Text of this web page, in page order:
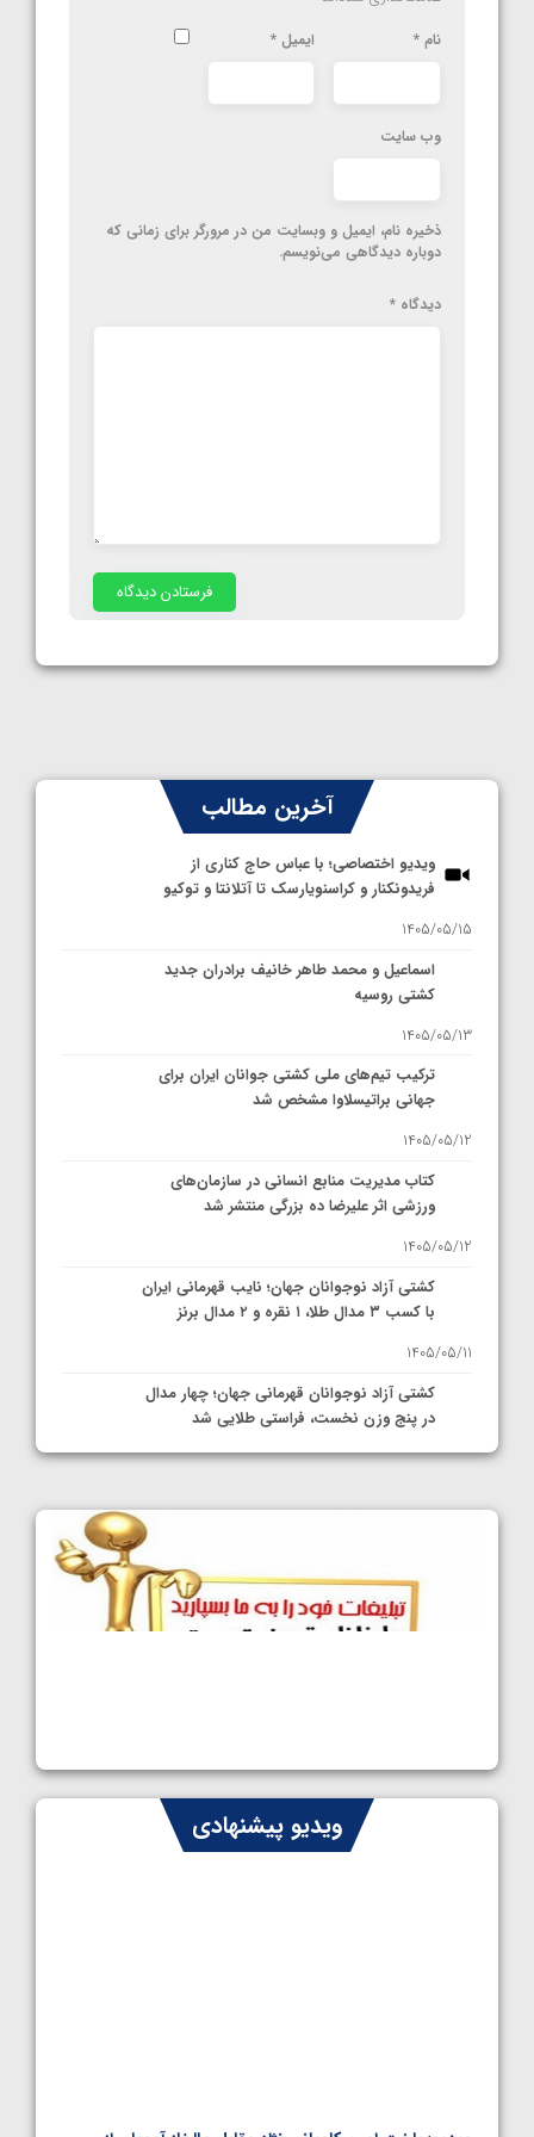
نام * ایمیل *
وب‌ سایت
ذخیره نام، ایمیل و وبسایت من در مرورگر برای زمانی که
دوباره دیدگاهی می‌نویسم.
دیدگاه *
آخرین مطالب
ویدیو اختصاصی؛ با عباس حاج کناری از
فریدونکنار و کراسنویارسک تا آتلانتا و توکیو
1405/05/15
اسماعیل و محمد طاهر خانیف برادران جدید
کشتی روسیه
1405/05/13
ترکیب تیم‌های ملی کشتی جوانان ایران برای
جهانی براتیسلاوا مشخص شد
1405/05/12
کتاب مدیریت منابع انسانی در سازمان‌های
ورزشی اثر علیرضا ده بزرگی منتشر شد
1405/05/12
کشتی آزاد نوجوانان جهان؛ نایب قهرمانی ایران
با کسب ۳ مدال طلا، ۱ نقره و ۲ مدال برنز
1405/05/11
کشتی آزاد نوجوانان قهرمانی جهان؛ چهار مدال
در پنج وزن نخست، فراستی طلایی شد
1405/05/11
کشتی آزاد نوجوانان جهان؛ رقبای نمایندگان
ایران مشخص شدند
1405/05/07
ایران چشم به راه چهار مدال در پنج وزن دوم
کشتی فرنگی نوجوانان جهانویدیو پیشنهادی